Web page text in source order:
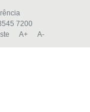
7200
A+ A-